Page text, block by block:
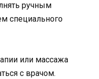
ручным
специального
или массажа
с врачом.